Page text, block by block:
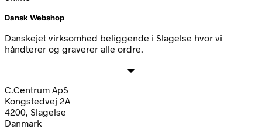
Dansk Webshop
Danskejet virksomhed beliggende i Slagelse hvor vi
håndterer og graverer alle ordre.
C.Centrum ApS
Kongstedvej 2A
4200, Slagelse
Danmark